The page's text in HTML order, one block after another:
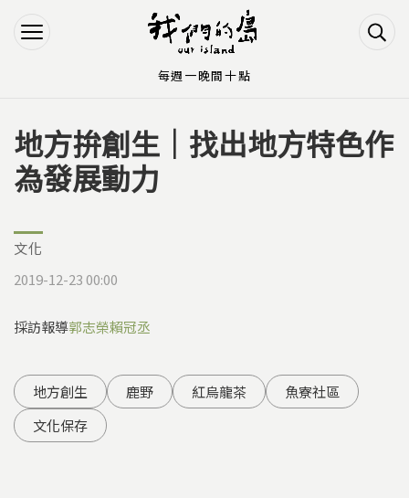
Jump to Navigation
Jump to Main content
您在這裡
地方拚創生｜找出地方特色作
為發展動力
文化
2019-12-23 00:00
採訪報導郭志榮賴冠丞
地方創生 鹿野 紅烏龍茶
魚寮社區
文化保存
每週一晚間十點